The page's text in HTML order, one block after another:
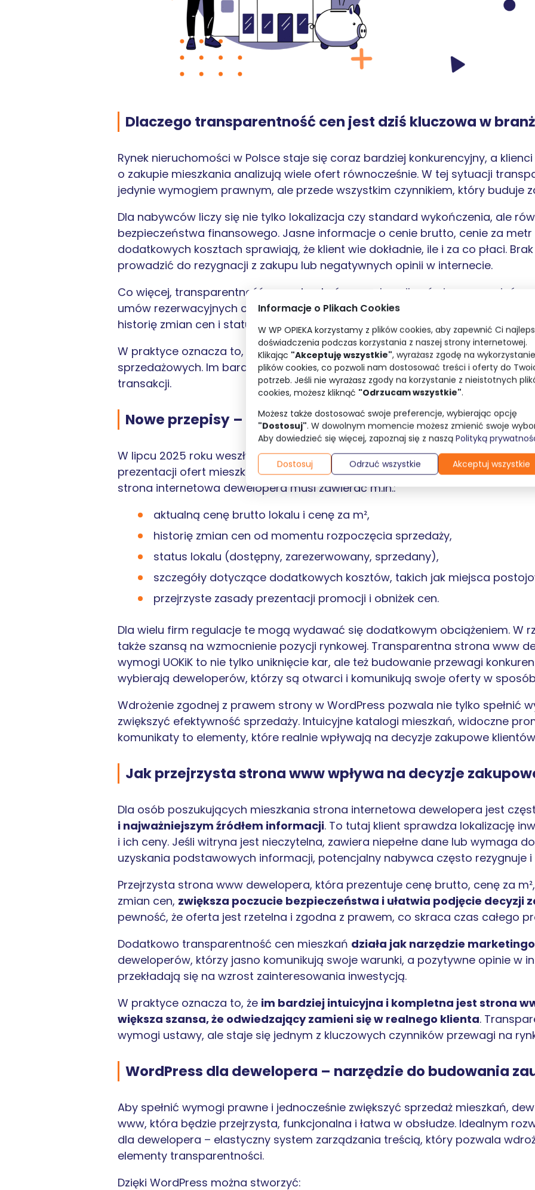
Informacje o Plikach Cookies
W WP OPIEKA korzystamy z plików cookies, aby zapewnić Ci
doświadczenia podczas korzystania z naszej strony internetowej.
Klikając "Akceptuję wszystkie", wyrażasz zgodę na wykorzystanie
plików cookies, co pozwoli nam dostosować treści i oferty do
potrzeb. Jeśli nie wyrażasz zgody na korzystanie z nieistotnych
cookies, możesz kliknąć "Odrzucam wszystkie".
Możesz także dostosować swoje preferencje, wybierając opcję
"Dostosuj". W dowolnym momencie możesz zmienić swoje
Aby dowiedzieć się więcej, zapoznaj się z naszą Polityką
Dostosuj Odrzuć wszystkie Akceptuj wszystkie
Dlaczego transparentność cen jest dziś kluczowa w
Rynek nieruchomości w Polsce staje się coraz bardziej konkurencyjny, a
o zakupie mieszkania analizują wiele ofert równocześnie. W tej sytuacji
jedynie wymogiem prawnym, ale przede wszystkim czynnikiem, który buduje
Dla nabywców liczy się nie tylko lokalizacja czy standard wykończenia, ale
bezpieczeństwa finansowego. Jasne informacje o cenie brutto, cenie za
dodatkowych kosztach sprawiają, że klient wie dokładnie, ile i za co płaci.
prowadzić do rezygnacji z zakupu lub negatywnych opinii w internecie.
Co więcej, transparentność cen mieszkań pozwala uniknąć nieporozumień
umów rezerwacyjnych czy deweloperskich. Klient, który już na stronie www
historię zmian cen i status lokalu, podchodzi do transakcji z większym
W praktyce oznacza to, że strona internetowa dewelopera staje się jednym z
sprzedażowych. Im bardziej przejrzysta i kompletna, tym większa szansa na
transakcji.
Nowe przepisy – obowiązek czy szansa dla dewelopera?
W lipcu 2025 roku weszły w życie przepisy, które nałożyły na deweloperów
prezentacji ofert mieszkań. Zgodnie z ustawą o jawności cen mieszkań oraz
strona internetowa dewelopera musi zawierać m.in.:
aktualną cenę brutto lokalu i cenę za m²,
historię zmian cen od momentu rozpoczęcia sprzedaży,
status lokalu (dostępny, zarezerwowany, sprzedany),
szczegóły dotyczące dodatkowych kosztów, takich jak miejsca
przejrzyste zasady prezentacji promocji i obniżek cen.
Dla wielu firm regulacje te mogą wydawać się dodatkowym obciążeniem. W
także szansą na wzmocnienie pozycji rynkowej. Transparentna strona www
wymogi UOKiK to nie tylko uniknięcie kar, ale też budowanie przewagi
wybierają deweloperów, którzy są otwarci i komunikują swoje oferty w
Wdrożenie zgodnej z prawem strony w WordPress pozwala nie tylko spełnić
zwiększyć efektywność sprzedaży. Intuicyjne katalogi mieszkań, widoczne
komunikaty to elementy, które realnie wpływają na decyzje zakupowe
Jak przejrzysta strona www wpływa na decyzje
Dla osób poszukujących mieszkania strona internetowa dewelopera jest
i najważniejszym źródłem informacji. To tutaj klient sprawdza lokalizację
i ich ceny. Jeśli witryna jest nieczytelna, zawiera niepełne dane lub wymaga
uzyskania podstawowych informacji, potencjalny nabywca często rezygnuje i
Przejrzysta strona www dewelopera, która prezentuje cenę brutto, cenę za
zmian cen, zwiększa poczucie bezpieczeństwa i ułatwia podjęcie decyzji
pewność, że oferta jest rzetelna i zgodna z prawem, co skraca czas całego
Dodatkowo transparentność cen mieszkań działa jak narzędzie
deweloperów, którzy jasno komunikują swoje warunki, a pozytywne opinie w
przekładają się na wzrost zainteresowania inwestycją.
W praktyce oznacza to, że im bardziej intuicyjna i kompletna jest strona
większa szansa, że odwiedzający zamieni się w realnego klienta.
wymogi ustawy, ale staje się jednym z kluczowych czynników przewagi na
WordPress dla dewelopera – narzędzie do budowania
Aby spełnić wymogi prawne i jednocześnie zwiększyć sprzedaż mieszkań,
www, która będzie przejrzysta, funkcjonalna i łatwa w obsłudze. Idealnym
dla dewelopera – elastyczny system zarządzania treścią, który pozwala
elementy transparentności.
Dzięki WordPress można stworzyć: